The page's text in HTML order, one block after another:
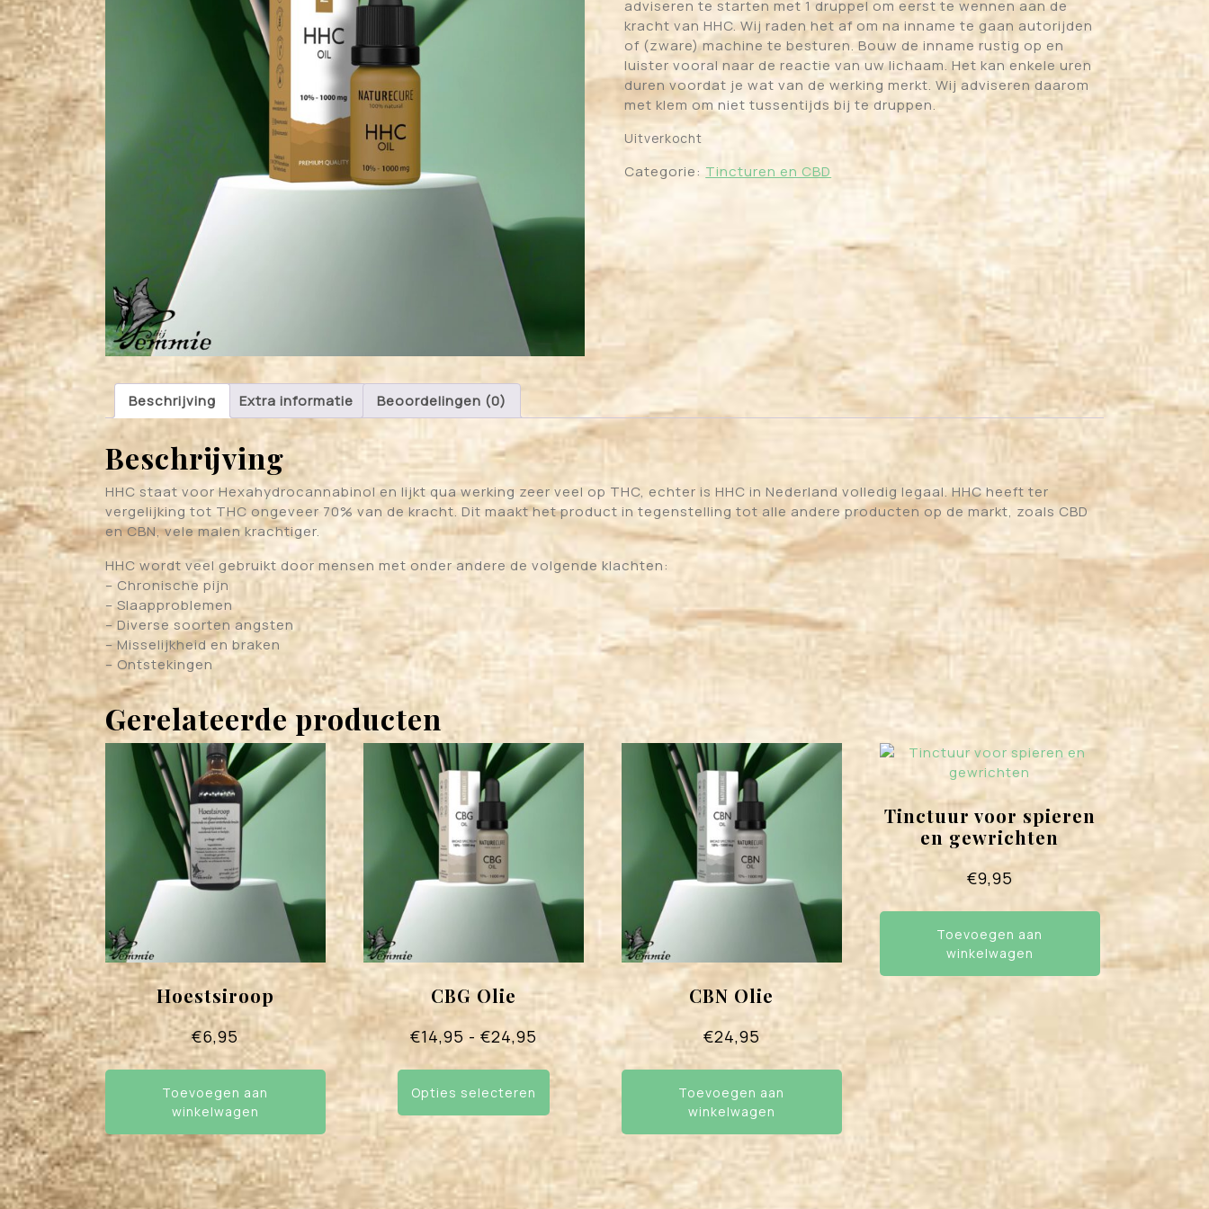
adviseren te starten met 1 druppel om eerst te wennen aan de
kracht van HHC. Wij raden het af om na inname te gaan autorijden
of (zware) machine te besturen. Bouw de inname rustig op en
luister vooral naar de reactie van uw lichaam. Het kan enkele uren
duren voordat je wat van de werking merkt. Wij adviseren daarom
met klem om niet tussentijds bij te druppen.
Uitverkocht
Categorie: Tincturen en CBD
Beschrijving Extra informatie Beoordelingen (0)
Beschrijving
HHC staat voor Hexahydrocannabinol en lijkt qua werking zeer veel op THC, echter is HHC in Nederland volledig legaal. HHC heeft ter
vergelijking tot THC ongeveer 70% van de kracht. Dit maakt het product in tegenstelling tot alle andere producten op de markt, zoals CBD
en CBN, vele malen krachtiger.
HHC wordt veel gebruikt door mensen met onder andere de volgende klachten:
– Chronische pijn
– Slaapproblemen
– Diverse soorten angsten
– Misselijkheid en braken
– Ontstekingen
Gerelateerde producten
Hoestsiroop
€6,95
Toevoegen aan
winkelwagen
CBG Olie
€14,95 - €24,95 Prijsklasse:
€14,95
tot
€24,95
Opties selecteren
Dit
product
variaties.
Deze
optie
CBN Olie
€24,95
Toevoegen aan
winkelwagen
Tinctuur voor spieren
en gewrichten
€9,95
Toevoegen aan
winkelwagen